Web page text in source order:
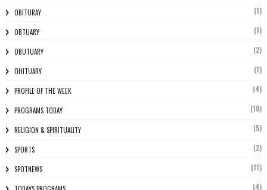
OBITURAY (1)
OBTUARY (1)
OBUTUARY (2)
OHITUARY (1)
PROFILE OF THE WEEK (4)
PROGRAMS TODAY (10)
RELIGION & SPIRITUALITY (5)
SPORTS (2)
SPOTNEWS (11)
(4)